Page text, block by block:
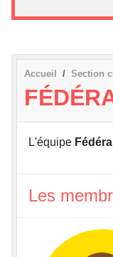
Accueil Section
L'équipe
Les